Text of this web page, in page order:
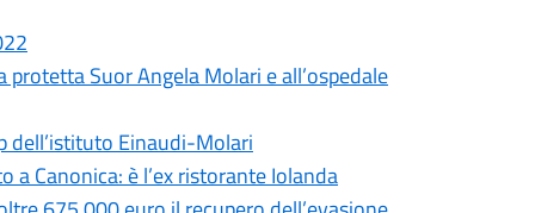
Suor Angela Molari e all’ospedale
dell’istituto Einaudi-Molari
Canonica: è l’ex ristorante Iolanda